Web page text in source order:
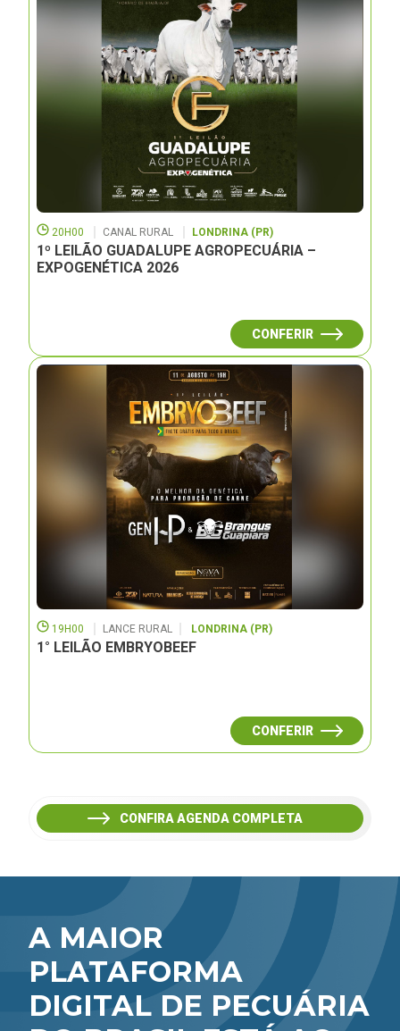
20H00 CANAL RURAL LONDRINA (PR)
1º LEILÃO GUADALUPE AGROPECUÁRIA –
EXPOGENÉTICA 2026
CONFERIR
19H00 LANCE RURAL LONDRINA (PR)
1° LEILÃO EMBRYOBEEF
CONFERIR
CONFIRA AGENDA COMPLETA
A MAIOR
PLATAFORMA
DIGITAL DE PECUÁRIA